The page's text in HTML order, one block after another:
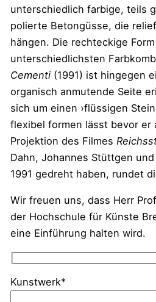
unterschiedlich farbige, teils
polierte Betongüsse, die
hängen. Die rechteckige
unterschiedlichsten
Cementi(1991) ist hingegen
organisch anmutende Seite
sich um einen ›flüssigen
flexibel formen lässt bevor er
Projektion des Filmes
Dahn, Johannes Stüttgen
1991 gedreht haben, rundet
Wir freuen uns, dass Herr
der Hochschule für Künste
eine Einführung halten wird.
Kunstwerk*